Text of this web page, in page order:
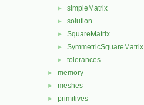
► simpleMatrix
► solution
► SquareMatrix
► SymmetricSquareMatrix
► tolerances
► memory
► meshes
► primitives